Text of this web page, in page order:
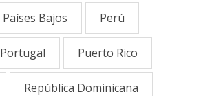
Países Bajos Perú
Portugal Puerto Rico
República Dominicana